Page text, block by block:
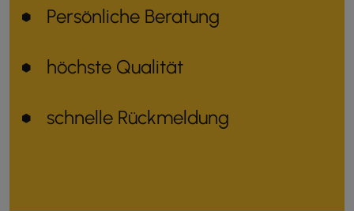
Persönliche Beratung
höchste Qualität
schnelle Rückmeldung